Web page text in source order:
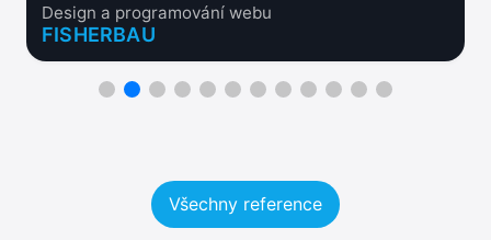
Design a programování webu
FISHERBAU
Všechny reference